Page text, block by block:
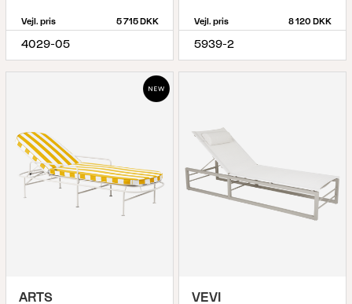
Vejl. pris 5 715 DKK
4029-05
Vejl. pris 8 120 DKK
5939-2
ARTS VEVI